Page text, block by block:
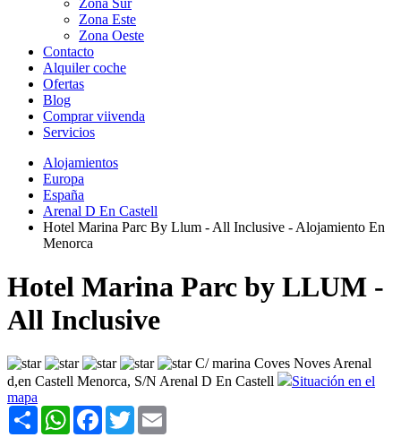
Zona Este
Zona Oeste
Contacto
Alquiler coche
Ofertas
Blog
Comprar viivenda
Servicios
Alojamientos
Europa
España
Arenal D En Castell
Hotel Marina Parc By Llum - All Inclusive - Alojamiento En
Menorca
Hotel Marina Parc by LLUM -
All Inclusive
C/ marina Coves Noves Arenal
d,en Castell Menorca, S/N Arenal D En Castell
Situación en el
mapa
Share WhatsAppFacebook
Twitter